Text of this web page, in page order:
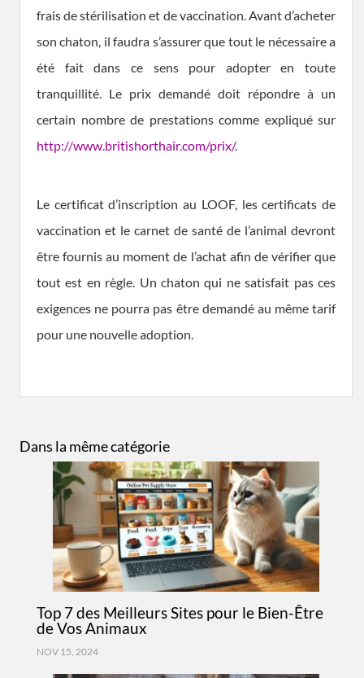
frais de stérilisation et de vaccination. Avant d’acheter
son chaton, il faudra s’assurer que tout le nécessaire a
été fait dans ce sens pour adopter en toute
tranquillité. Le prix demandé doit répondre à un
certain nombre de prestations comme expliqué sur
http://www.britishorthair.com/prix/.
Le certificat d’inscription au LOOF, les certificats de
vaccination et le carnet de santé de l’animal devront
être fournis au moment de l’achat afin de vérifier que
tout est en règle. Un chaton qui ne satisfait pas ces
exigences ne pourra pas être demandé au même tarif
pour une nouvelle adoption.
Dans la même catégorie
Top 7 des Meilleurs Sites pour le Bien-Être
de Vos Animaux
NOV 15, 2024